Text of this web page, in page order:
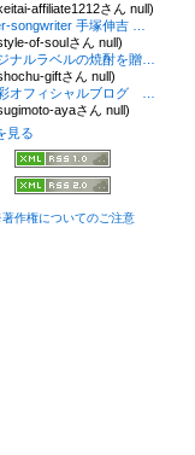
affiliate1212さん null)
of-soulさん null)
giftさん null)
ayaさん null)
見る
作権についてのご注意